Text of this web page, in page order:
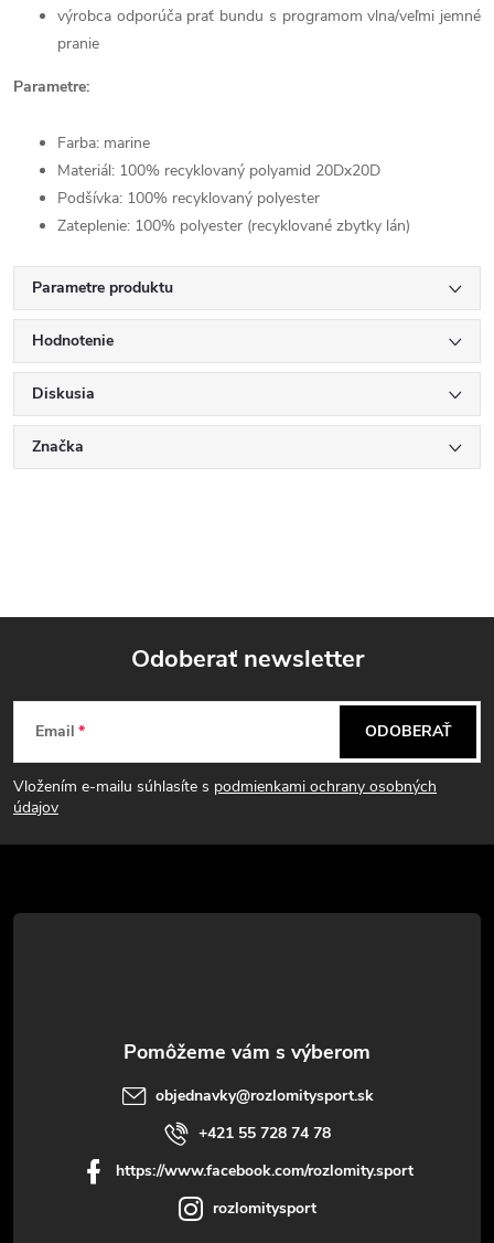
výrobca odporúča prať bundu s programom vlna/veľmi jemné
pranie
Parametre:
Farba: marine
Materiál: 100% recyklovaný polyamid 20Dx20D
Podšívka: 100% recyklovaný polyester
Zateplenie: 100% polyester (recyklované zbytky lán)
Parametre produktu
Hodnotenie
Diskusia
Značka
Z
á
p
t
Odoberať newsletter
Email
Vložením e-mailu súhlasíte s podmienkami ochrany osobných
údajov
ODOBERAŤ
objednavky@rozlomitysport.sk
+421 55 728 74 78
https://www.facebook.com/rozlomity.sport
rozlomitysport